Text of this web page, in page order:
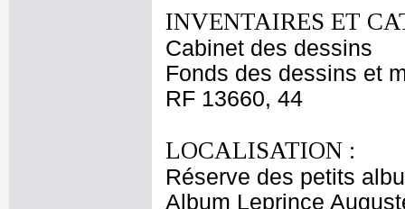
INVENTAIRES ET
Cabinet des dessins
Fonds des dessins et
RF 13660, 44
LOCALISATION :
Réserve des petits
Album Leprince